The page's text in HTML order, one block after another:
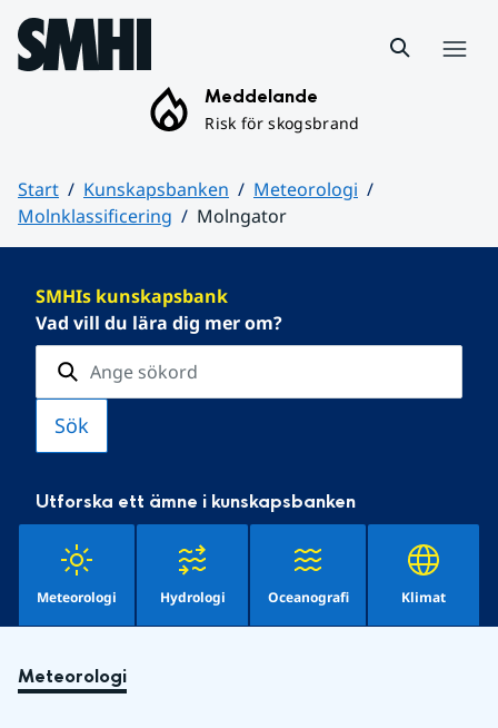
Hoppa till sidans innehåll
Meddelande
Risk för skogsbrand
Start Kunskapsbanken
Meteorologi
Molnklassificering
Molngator
SMHIs kunskapsbank
Vad vill du lära dig mer om?
Utforska ett ämne i kunskapsbanken
Meteorologi Hydrologi Oceanografi Klimat
Meteorologi